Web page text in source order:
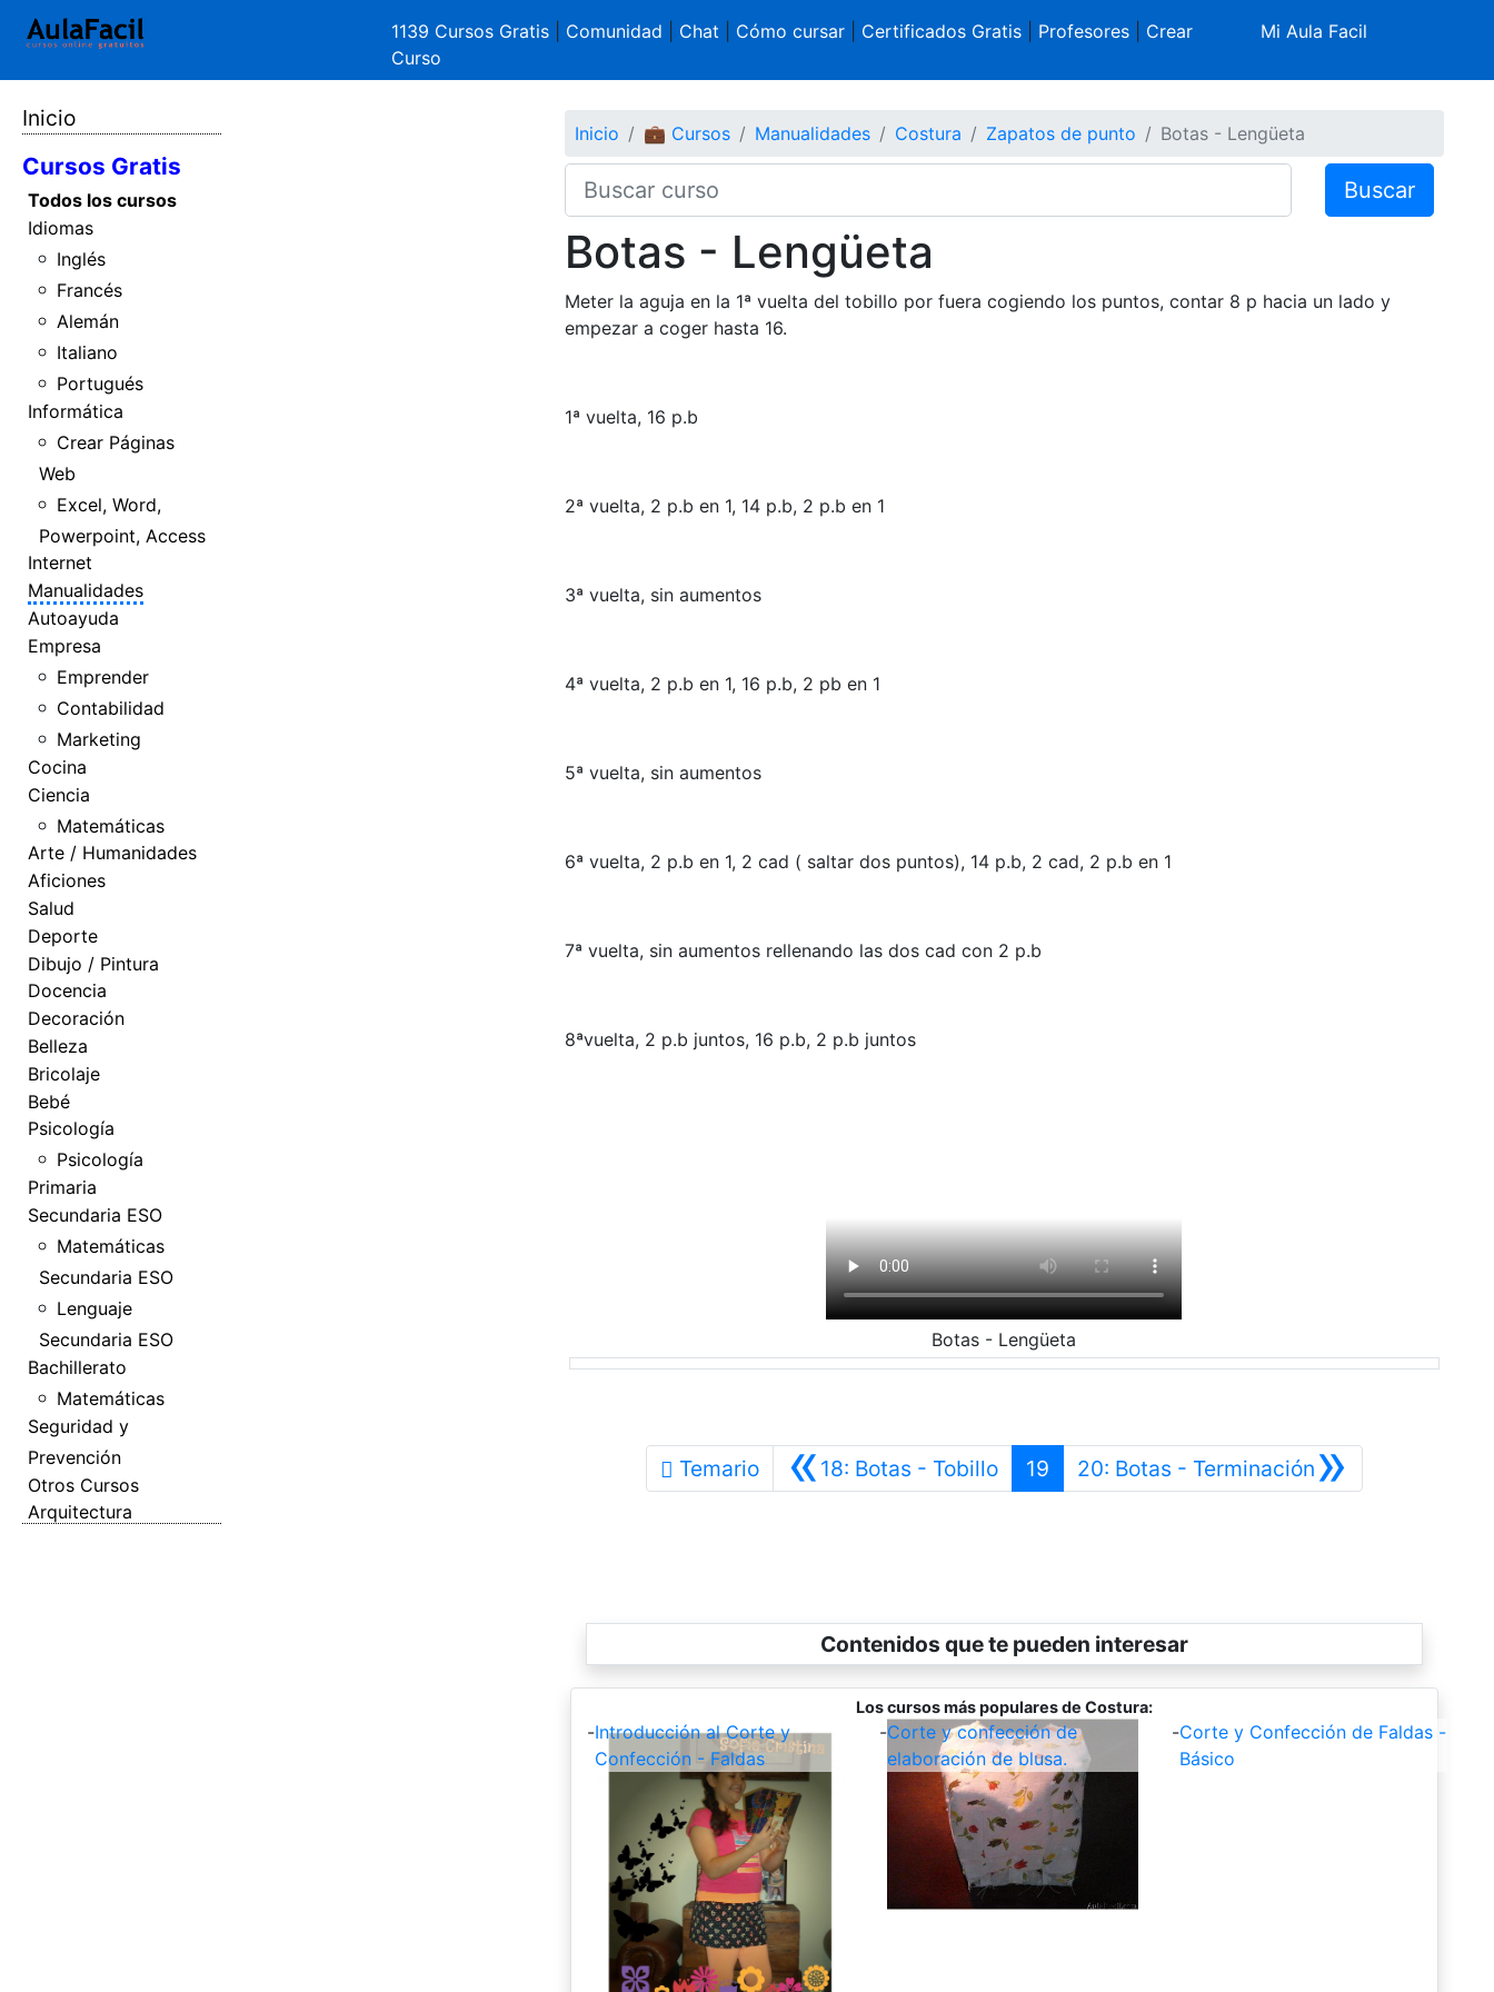
1139 Cursos Gratis Comunidad Chat Cómo cursar| Certificados Gratis| Profesores| Crear
Curso
Mi Aula Facil
Inicio
Cursos Gratis
Todos los cursos
Idiomas
Inglés
Francés
Alemán
Italiano
Portugués
Informática
Crear Páginas
Web
Excel, Word,
Powerpoint, Access
Internet
Manualidades
Autoayuda
Empresa
Emprender
Contabilidad
Marketing
Cocina
Ciencia
Matemáticas
Arte / Humanidades
Aficiones
Salud
Deporte
Dibujo / Pintura
Docencia
Decoración
Belleza
Bricolaje
Bebé
Psicología
Psicología
Primaria
Secundaria ESO
Matemáticas
Secundaria ESO
Lenguaje
Secundaria ESO
Bachillerato
Matemáticas
Seguridad y
Prevención
Otros Cursos
Arquitectura
Inicio 💼 Cursos Manualidades Costura Zapatos de punto Botas - Lengüeta
Buscar
Botas - Lengüeta
Meter la aguja en la 1ª vuelta del tobillo por fuera cogiendo los puntos, contar 8 p hacia un lado y
empezar a coger hasta 16.
1ª vuelta, 16 p.b
2ª vuelta, 2 p.b en 1, 14 p.b, 2 p.b en 1
3ª vuelta, sin aumentos
4ª vuelta, 2 p.b en 1, 16 p.b, 2 pb en 1
5ª vuelta, sin aumentos
6ª vuelta, 2 p.b en 1, 2 cad ( saltar dos puntos), 14 p.b, 2 cad, 2 p.b en 1
7ª vuelta, sin aumentos rellenando las dos cad con 2 p.b
8ªvuelta, 2 p.b juntos, 16 p.b, 2 p.b juntos
Botas - Lengüeta
Temario «18: Botas - TobilloAnterior
19 »
20: Botas - TerminaciónSiguiente
Contenidos que te pueden interesar
Los cursos más populares de Costura:
-Introducción al Corte y
Confección - Faldas
-Corte y confección de
elaboración de blusa.
-Corte y Confección de Faldas -
Básico